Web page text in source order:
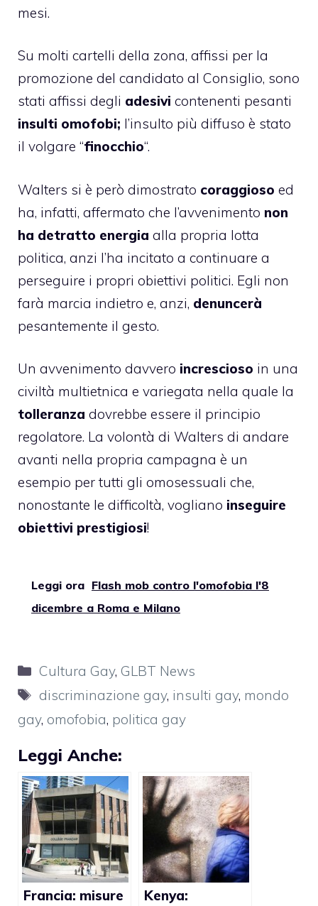
mesi.
Su molti cartelli della zona, affissi per la
promozione del candidato al Consiglio, sono
stati affissi degli adesivi contenenti pesanti
insulti omofobi; l’insulto più diffuso è stato
il volgare “finocchio“.
Walters si è però dimostrato coraggioso ed
ha, infatti, affermato che l’avvenimento non
ha detratto energia alla propria lotta
politica, anzi l’ha incitato a continuare a
perseguire i propri obiettivi politici. Egli non
farà marcia indietro e, anzi, denuncerà
pesantemente il gesto.
Un avvenimento davvero increscioso in una
civiltà multietnica e variegata nella quale la
tolleranza dovrebbe essere il principio
regolatore. La volontà di Walters di andare
avanti nella propria campagna è un
esempio per tutti gli omosessuali che,
nonostante le difficoltà, vogliano inseguire
obiettivi prestigiosi!
Leggi ora Flash mob contro l'omofobia l'8
dicembre a Roma e Milano
Categorie
Cultura Gay, GLBT News
Tag
discriminazione gay, insulti gay, mondo
gay, omofobia, politica gay
Leggi Anche:
Francia: misure
Kenya: